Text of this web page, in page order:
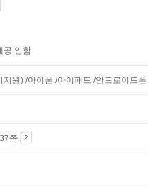
공 안함
지원) /아이폰 /아이패드 /안드로이드
쪽